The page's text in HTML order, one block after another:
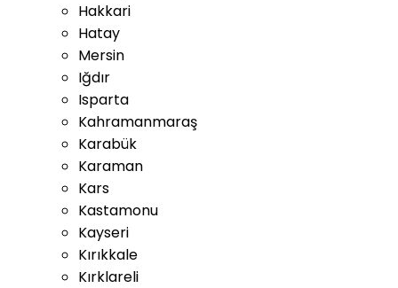
Hakkari
Hatay
Mersin
Iğdır
Isparta
Kahramanmaraş
Karabük
Karaman
Kars
Kastamonu
Kayseri
Kırıkkale
Kırklareli